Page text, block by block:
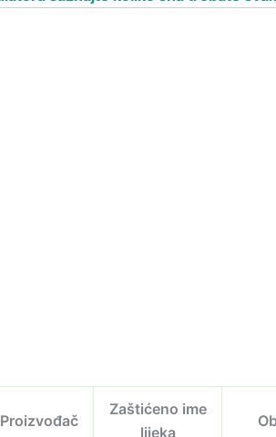
Proizvođač
Zaštićeno ime
lijeka